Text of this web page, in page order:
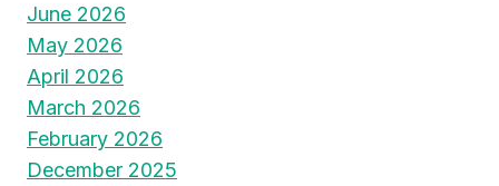
ที่
หลาย
คน
มอง
June 2026
May 2026
April 2026
March 2026
February 2026
December 2025